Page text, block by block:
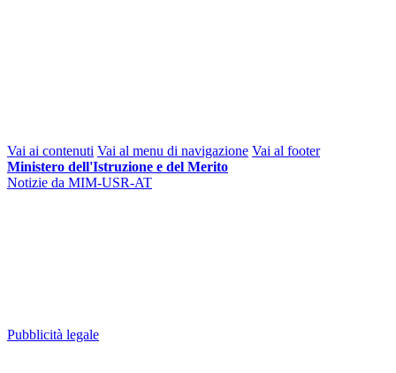
Vai ai contenuti Vai al menu di navigazione Vai al footer
Ministero dell'Istruzione e del Merito
Notizie da MIM-USR-AT
Pubblicità legale